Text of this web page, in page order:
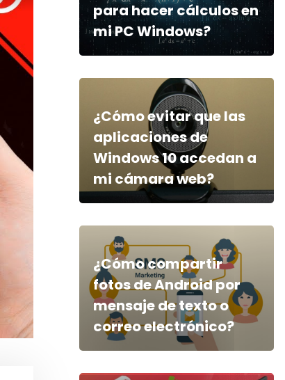
para hacer cálculos en
mi PC Windows?
¿Cómo evitar que las
aplicaciones de
Windows 10 accedan a
mi cámara web?
¿Cómo compartir
fotos de Android por
mensaje de texto o
correo electrónico?